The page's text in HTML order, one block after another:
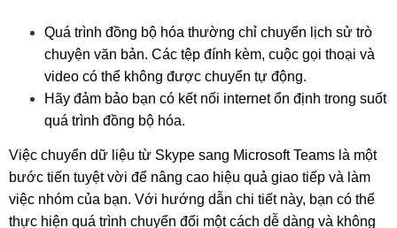
Quá trình đồng bộ hóa thường chỉ chuyển lịch sử trò
chuyện văn bản. Các tệp đính kèm, cuộc gọi thoại và
video có thể không được chuyển tự động.
Hãy đảm bảo bạn có kết nối internet ổn định trong suốt
quá trình đồng bộ hóa.
Việc chuyển dữ liệu từ Skype sang Microsoft Teams là một
bước tiến tuyệt vời để nâng cao hiệu quả giao tiếp và làm
việc nhóm của bạn. Với hướng dẫn chi tiết này, bạn có thể
thực hiện quá trình chuyển đổi một cách dễ dàng và không